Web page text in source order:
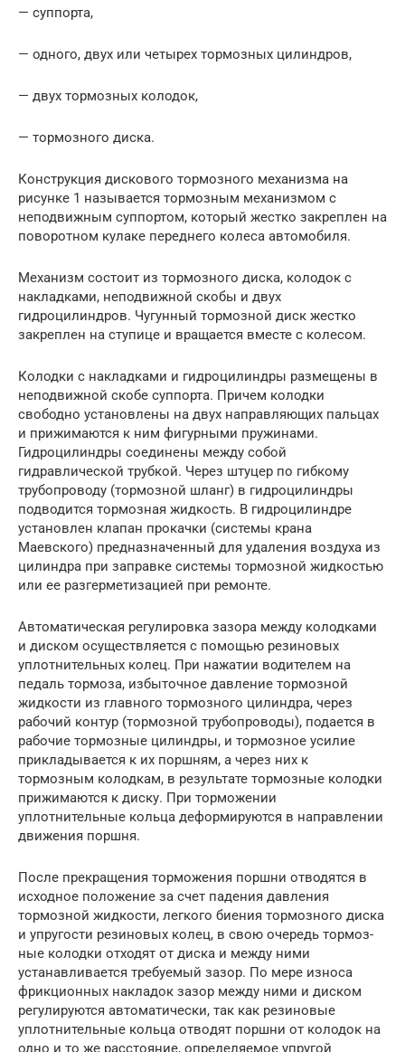
— суппорта,
— одного, двух или четырех тормозных цилиндров,
— двух тормозных колодок,
— тормозного диска.
Конструкция дискового тормозного механизма на
рисунке 1 называется тормозным механизмом с
неподвижным суппортом, который жестко закреплен на
поворотном кулаке переднего колеса автомобиля.
Механизм состоит из тормозного диска, колодок с
накладками, неподвижной скобы и двух
гидроцилиндров. Чугунный тормозной диск жестко
закреплен на ступице и вращается вместе с колесом.
Колодки с накладками и гидроцилиндры размещены в
неподвижной скобе суппорта. Причем колодки
свободно установлены на двух направляющих пальцах
и прижимаются к ним фигурными пружинами.
Гидроцилиндры соединены между собой
гидравлической трубкой. Через штуцер по гибкому
трубопроводу (тормозной шланг) в гидроцилиндры
подводится тормозная жид­кость. В гидроцилиндре
установлен клапан прокачки (системы крана
Маевского) предназначенный для удаления воздуха из
цилиндра при заправке системы тормозной жидкостью
или ее разгерметизацией при ремонте.
Автоматическая регулировка зазора между колодками
и диском осуществляется с помощью резиновых
уплотнительных колец. При нажатии водителем на
педаль тормоза, избыточное давление тормозной
жидкости из главного тормозного цилиндра, через
рабочий контур (тормозной трубопроводы), подается в
рабочие тормозные цилиндры, и тормозное усилие
прикладывается к их поршням, а через них к
тормозным колодкам, в результате тормозные колодки
прижимаются к диску. При торможении
уплотнительные кольца деформируются в направлении
движения поршня.
После прекращения торможения поршни отводятся в
исходное положение за счет падения давления
тормозной жидкости, легкого биения тормозного диска
и упругости резиновых колец, в свою очередь тормоз­
ные колодки отходят от диска и между ними
устанавливается требуемый зазор. По мере износа
фрикционных накладок зазор между ними и диском
регу­лируются автоматически, так как резиновые
уплотнительные кольца отво­дят поршни от колодок на
одно и то же расстояние, определяемое упругой